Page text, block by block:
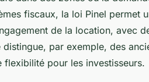
fiscaux, la loi Pinel permet
de la location, avec
distingue, par exemple, des
pour les investisseurs.